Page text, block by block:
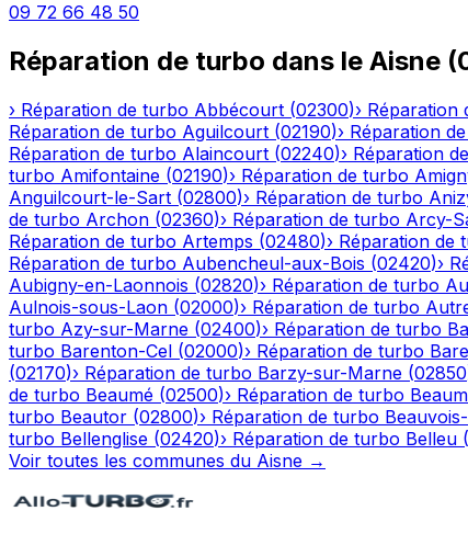
09 72 66 48 50
Réparation de turbo dans le Aisne (
› Réparation de turbo Abbécourt (02300)› Réparation
Réparation de turbo Aguilcourt (02190)› Réparation
Réparation de turbo Alaincourt (02240)› Réparation
turbo Amifontaine (02190)› Réparation de turbo
Anguilcourt-le-Sart (02800)› Réparation de turbo
de turbo Archon (02360)› Réparation de turbo Arcy-
Réparation de turbo Artemps (02480)› Réparation de
Réparation de turbo Aubencheul-aux-Bois (02420)›
Aubigny-en-Laonnois (02820)› Réparation de turbo
Aulnois-sous-Laon (02000)› Réparation de turbo
turbo Azy-sur-Marne (02400)› Réparation de turbo
turbo Barenton-Cel (02000)› Réparation de turbo
(02170)› Réparation de turbo Barzy-sur-Marne (02850
de turbo Beaumé (02500)› Réparation de turbo
turbo Beautor (02800)› Réparation de turbo
turbo Bellenglise (02420)› Réparation de turbo Belleu (
Voir toutes les communes du Aisne →